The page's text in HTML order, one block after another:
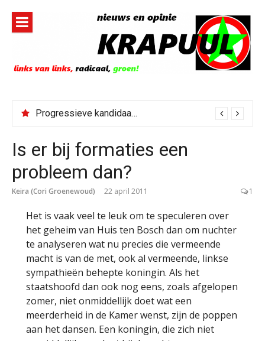
inhoud
Progressieve kandidaat El-Sayed senaatskandidaat Michigan
Is er bij formaties een
probleem dan?
Keira (Cori Groenewoud) 22 april 2011 1
Het is vaak veel te leuk om te speculeren over
het geheim van Huis ten Bosch dan om nuchter
te analyseren wat nu precies die vermeende
macht is van de met, ook al vermeende, linkse
sympathieën behepte koningin. Als het
staatshoofd dan ook nog eens, zoals afgelopen
zomer, niet onmiddellijk doet wat een
meerderheid in de Kamer wenst, zijn de poppen
aan het dansen. Een koningin, die zich niet